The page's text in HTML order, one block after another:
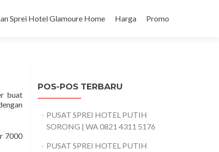
Sprei Hotel Glamoure Home Harga Promo
buat
7000
POS-POS TERBARU
PUSAT SPREI HOTEL PUTIH
SORONG | WA 0821 4311 5176
PUSAT SPREI HOTEL PUTIH